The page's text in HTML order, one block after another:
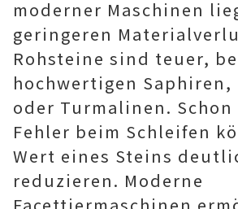
moderner Maschinen
geringeren
Rohsteine sind teuer,
hochwertigen Saphiren,
oder Turmalinen.
Fehler beim Schleifen
Wert eines Steins
reduzieren. Moderne